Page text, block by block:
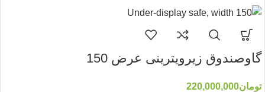
گاوصندوق زیرویترینی عرض 150
تومان220,000,000